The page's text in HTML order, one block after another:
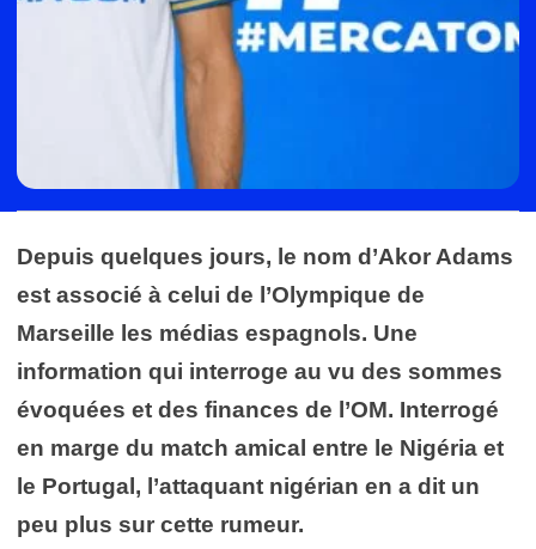
Depuis quelques jours, le nom d’Akor Adams
est associé à celui de l’Olympique de
Marseille les médias espagnols. Une
information qui interroge au vu des sommes
évoquées et des finances de l’OM. Interrogé
en marge du match amical entre le Nigéria et
le Portugal, l’attaquant nigérian en a dit un
peu plus sur cette rumeur.